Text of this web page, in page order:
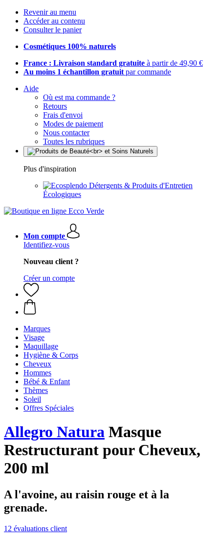
Revenir au menu
Accéder au contenu
Consulter le panier
Cosmétiques 100% naturels
France : Livraison standard gratuite à partir de 49,90 €
Au moins 1 échantillon gratuit par commande
Aide
Où est ma commande ?
Retours
Frais d'envoi
Modes de paiement
Nous contacter
Toutes les rubriques
Plus d'inspiration
Détergents & Produits d'Entretien
Écologiques
Mon compte
Identifiez-vous
Nouveau client ?
Créer un compte
Marques
Visage
Maquillage
Hygiène & Corps
Cheveux
Hommes
Bébé & Enfant
Thèmes
Soleil
Offres Spéciales
Allegro Natura Masque
Restructurant pour Cheveux,
200 ml
A l'avoine, au raisin rouge et à la
grenade.
12 évaluations client